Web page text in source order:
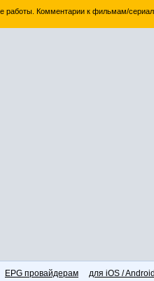
работы. Комментарии к фильмам/
EPG провайдерам для iOS /